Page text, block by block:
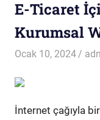
E-Ticaret
Kurumsal
Ocak 10, 2024
İnternet çağıyla